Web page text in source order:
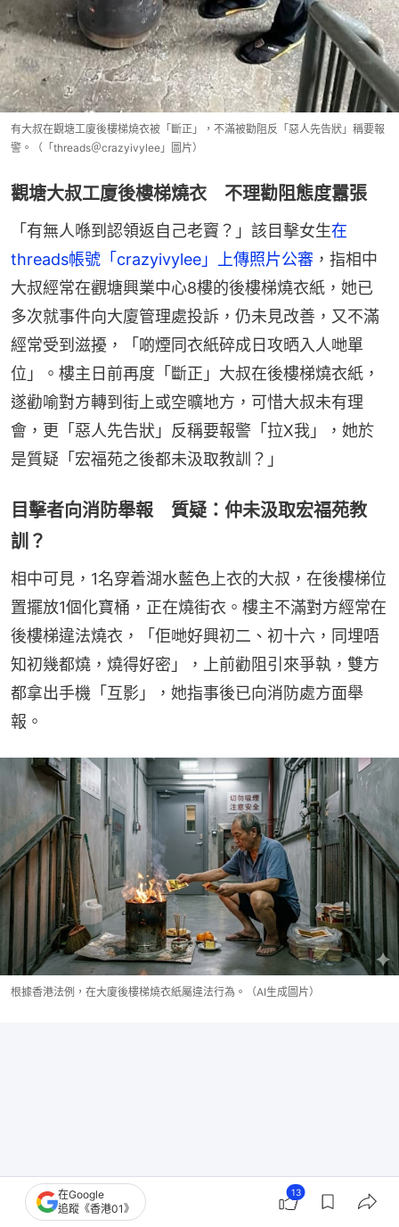
有大叔在觀塘工廈後樓梯燒衣被「斷正」，不滿被勸阻反「惡人先告狀」稱要報
警。（「threads＠crazyivylee」圖片）
觀塘大叔工廈後樓梯燒衣 不理勸阻態度囂張
「有無人喺到認領返自己老竇？」該目擊女生在
threads帳號「crazyivylee」上傳照片公審 ，指相中
大叔經常在觀塘興業中心8樓的後樓梯燒衣紙，她已
多次就事件向大廈管理處投訴，仍未見改善，又不滿
經常受到滋擾，「啲煙同衣紙碎成日攻晒入人哋單
位」。樓主日前再度「斷正」大叔在後樓梯燒衣紙，
遂勸喻對方轉到街上或空曠地方，可惜大叔未有理
會，更「惡人先告狀」反稱要報警「拉X我」，她於
是質疑「宏福苑之後都未汲取教訓？」
目擊者向消防舉報 質疑：仲未汲取宏福苑教
訓？
相中可見，1名穿着湖水藍色上衣的大叔，在後樓梯位
置擺放1個化寶桶，正在燒街衣。樓主不滿對方經常在
後樓梯違法燒衣，「佢哋好興初二、初十六，同埋唔
知初幾都燒，燒得好密」，上前勸阻引來爭執，雙方
都拿出手機「互影」，她指事後已向消防處方面舉
報。
根據香港法例，在大廈後樓梯燒衣紙屬違法行為。（AI生成圖片）
在Google
追蹤《香港01》
13